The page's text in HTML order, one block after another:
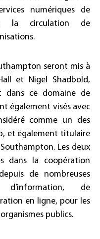
numériques de
la circulation de
seront mis à
et Nigel Shadbold,
dans ce domaine de
également visés avec
comme un des
et également titulaire
Les deux
dans la coopération
de nombreuses
de
en ligne, pour les
publics.